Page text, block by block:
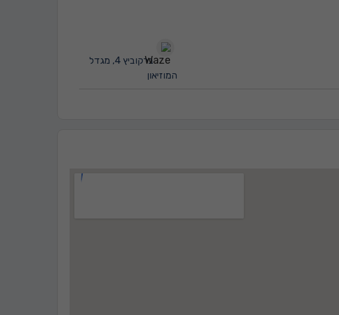
ברקוביץ 4, מגדל
המוזיאון